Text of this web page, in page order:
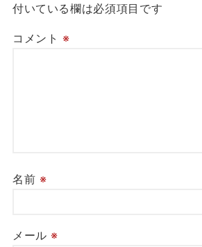
付いている欄は必須項目です
コメント ※
名前 ※
メール ※